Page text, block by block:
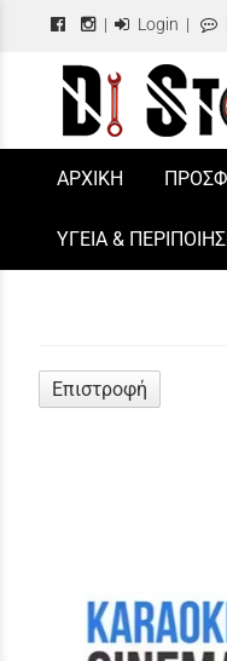
| Login |
/
ΑΡΧΙΚΗ
ΥΓΕΙΑ &
Επιστροφή